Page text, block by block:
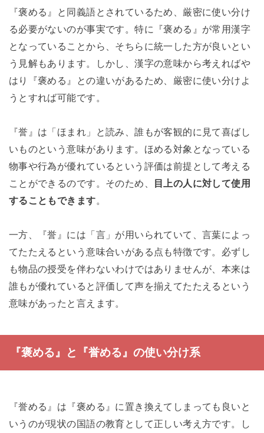
『褒める』と同義語とされているため、厳密に使い分け
る必要がないのが事実です。特に『褒める』が常用漢字
となっていることから、そちらに統一した方が良いとい
う見解もあります。しかし、漢字の意味から考えればや
はり『褒める』との違いがあるため、厳密に使い分けよ
うとすれば可能です。
『誉』は「ほまれ」と読み、誰もが客観的に見て喜ばし
いものという意味があります。ほめる対象となっている
物事や行為が優れているという評価は前提として考える
ことができるのです。そのため、
目上の人に対して使用
することもできます。
一方、『誉』には「言」が用いられていて、言葉によっ
てたたえるという意味合いがある点も特徴です。必ずし
も物品の授受を伴わないわけではありませんが、本来は
誰もが優れていると評価して声を揃えてたたえるという
意味があったと言えます。
『褒める』と『誉める』の使い分け系
『誉める』は『褒める』に置き換えてしまっても良いと
いうのが現状の国語の教育として正しい考え方です。し